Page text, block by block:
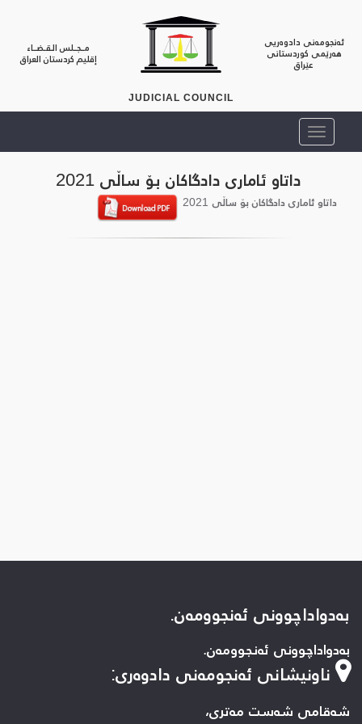
ئەنجومەنی دادوەریی
هەرێمی کوردستانی
عێراق
JUDICIAL COUNCIL
مــجــلس الـقـضــاء
إقليم كردستان العراق
داتاو ئاماری دادگاكان بۆ ساڵی 2021
داتاو ئاماری دادگاكان بۆ ساڵی 2021
بەدواداچوونی ئەنجوومەن.
بەدواداچوونی ئەنجوومەن.
ناونیشانی ئەنجومەنی دادوەری:
شەقامی شەست مەتری،